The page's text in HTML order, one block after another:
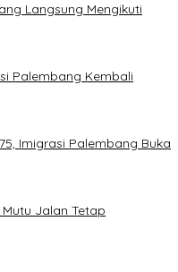
Langsung Mengikuti
Palembang Kembali
Imigrasi Palembang Buka
Jalan Tetap